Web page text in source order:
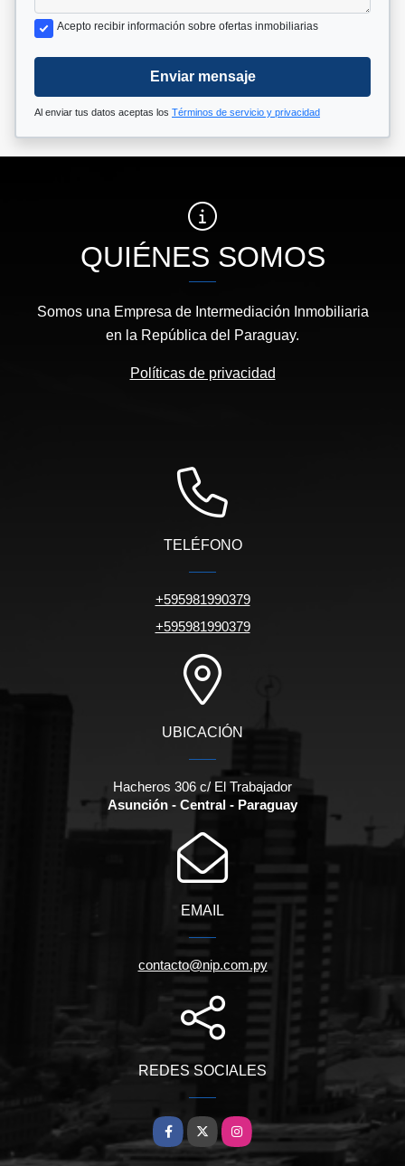
Acepto recibir información sobre ofertas inmobiliarias
Enviar mensaje
Al enviar tus datos aceptas los Términos de servicio y privacidad
QUIÉNES SOMOS
Somos una Empresa de Intermediación Inmobiliaria
en la República del Paraguay.
Políticas de privacidad
TELÉFONO
+595981990379
+595981990379
UBICACIÓN
Hacheros 306 c/ El Trabajador
Asunción - Central - Paraguay
EMAIL
contacto@nip.com.py
REDES SOCIALES
Facebook
X Instagram